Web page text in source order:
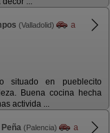
(Valladolid)
a
situado en pueblecito
Buena cocina hecha
activida ...
(Palencia)
a